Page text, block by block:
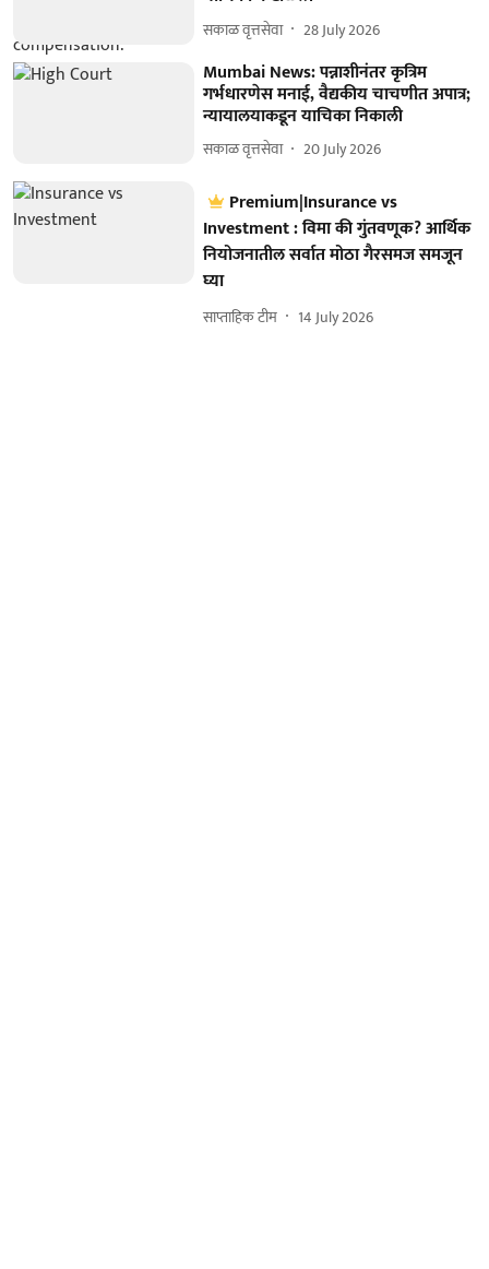
सकाळ वृत्तसेवा 28 July 2026
Mumbai News: पन्नाशीनंतर कृत्रिम
गर्भधारणेस मनाई, वैद्यकीय चाचणीत अपात्र;
न्यायालयाकडून याचिका निकाली
सकाळ वृत्तसेवा 20 July 2026
Premium|Insurance vs
Investment : विमा की गुंतवणूक? आर्थिक
नियोजनातील सर्वात मोठा गैरसमज समजून
घ्या
साप्ताहिक टीम 14 July 2026